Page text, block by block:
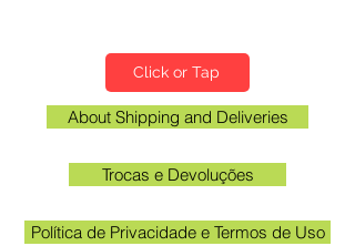
Click or Tap
About Shipping and Deliveries
Trocas e Devoluções
Política de Privacidade e Termos de Uso